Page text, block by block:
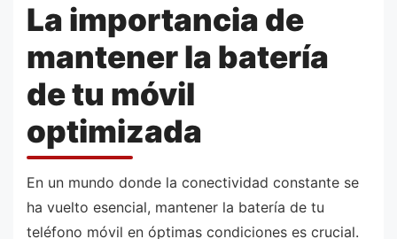
La importancia de
mantener la batería
de tu móvil
optimizada
En un mundo donde la conectividad constante se
ha vuelto esencial, mantener la batería de tu
teléfono móvil en óptimas condiciones es crucial.